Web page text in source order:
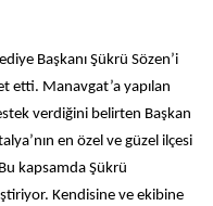
Başkanı Şükrü Sözen’i
etti. Manavgat’a yapılan
verdiğini belirten Başkan
en özel ve güzel ilçesi
kapsamda Şükrü
Kendisine ve ekibine